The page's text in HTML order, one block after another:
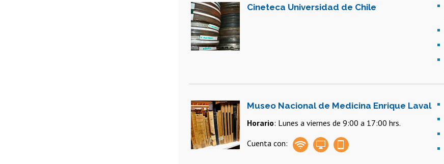
Cineteca Universidad de Chile
Museo Nacional de Medicina Enrique Laval
Horario: Lunes a viernes de 9:00 a 17:00 hrs.
Cuenta con: